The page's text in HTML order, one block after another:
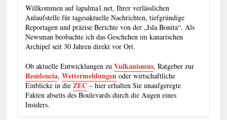
Willkommen auf lapalma1.net, Ihrer verlässlichen
Anlaufstelle für tagesaktuelle Nachrichten, tiefgründige
Reportagen und präzise Berichte von der „Isla Bonita“. Als
Newsman beobachte ich das Geschehen im kanarischen
Archipel seit 30 Jahren direkt vor Ort.
Ob aktuelle Entwicklungen zu Vulkanismus, Ratgeber zur
Residencia, Wettermeldungen oder wirtschaftliche
Einblicke in dieZEC– hier erhalten Sie unaufgeregte
Fakten abseits des Boulevards durch die Augen eines
Insiders.